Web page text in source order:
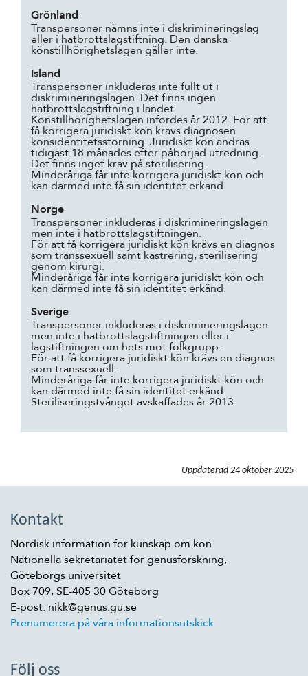
Grönland
Transpersoner nämns inte i diskrimineringslag
eller i hatbrottslagstiftning. Den danska
könstillhörighetslagen gäller inte.
Island
Transpersoner inkluderas inte fullt ut i
diskrimineringslagen. Det finns ingen
hatbrottslagstiftning i landet.
Könstillhörighetslagen infördes år 2012. För att
få korrigera juridiskt kön krävs diagnosen
könsidentitetsstörning. Juridiskt kön ändras
tidigast 18 månades efter påbörjad utredning.
Det finns inget krav på sterilisering.
Minderåriga får inte korrigera juridiskt kön och
kan därmed inte få sin identitet erkänd.
Norge
Transpersoner inkluderas i diskrimineringslagen
men inte i hatbrottslagstiftningen.
För att få korrigera juridiskt kön krävs en diagnos
som transsexuell samt kastrering, sterilisering
genom kirurgi.
Minderåriga får inte korrigera juridiskt kön och
kan därmed inte få sin identitet erkänd.
Sverige
Transpersoner inkluderas i diskrimineringslagen
men inte i hatbrottslagstiftningen eller i
lagstiftningen om hets mot folkgrupp.
För att få korrigera juridiskt kön krävs en diagnos
som transsexuell.
Minderåriga får inte korrigera juridiskt kön och
kan därmed inte få sin identitet erkänd.
Steriliseringstvånget avskaffades år 2013.
Uppdaterad 24 oktober 2025
Kontakt
Nordisk information för kunskap om kön
Nationella sekretariatet för genusforskning,
Göteborgs universitet
Box 709, SE-405 30 Göteborg
E-post: nikk@genus.gu.se
Prenumerera på våra informationsutskick
Följ oss